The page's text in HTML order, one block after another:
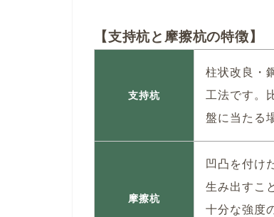
【支持杭と摩擦杭の特徴】
支持杭
柱状改良・
工法です。
盤に当たる
摩擦杭
凹凸を付け
生み出すこ
十分な強度